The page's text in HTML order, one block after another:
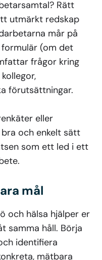
Rätt
utmärkt redskap
mår på
(om det
frågor kring
förutsättningar.
eller
och enkelt sätt
som ett led i ett
mål
och hälsa hjälper er
samma håll. Börja
identifiera
mätbara